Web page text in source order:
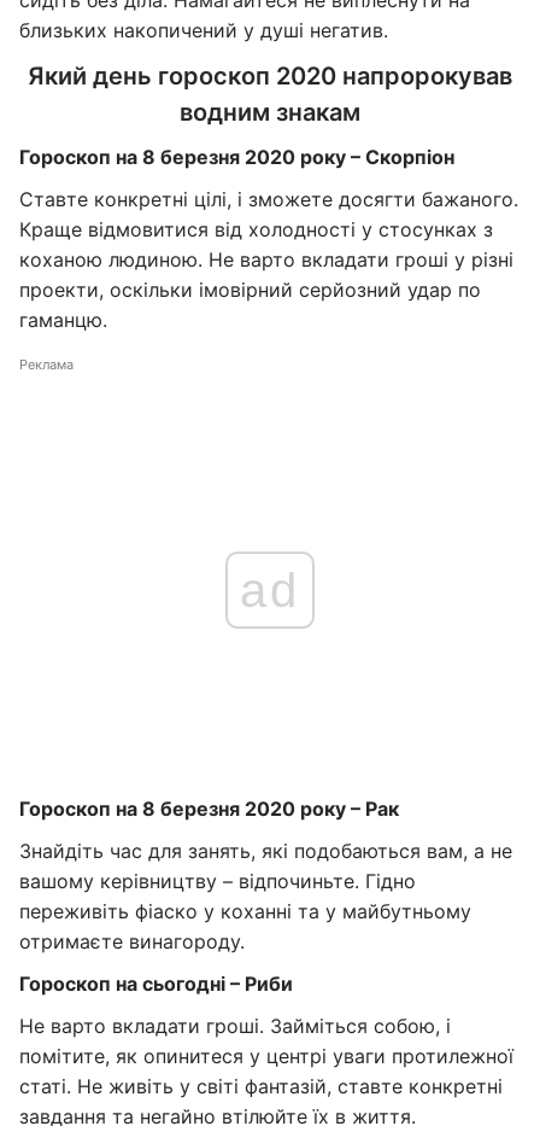
близьких накопичений у душі негатив.
Який день гороскоп 2020 напророкував
водним знакам
Гороскоп на 8 березня 2020 року – Скорпіон
Ставте конкретні цілі, і зможете досягти бажаного.
Краще відмовитися від холодності у стосунках з
коханою людиною. Не варто вкладати гроші у різні
проекти, оскільки імовірний серйозний удар по
гаманцю.
Реклама
ad
Гороскоп на 8 березня 2020 року – Рак
Знайдіть час для занять, які подобаються вам, а не
вашому керівництву – відпочиньте. Гідно
переживіть фіаско у коханні та у майбутньому
отримаєте винагороду.
Гороскоп на сьогодні – Риби
Не варто вкладати гроші. Займіться собою, і
помітите, як опинитеся у центрі уваги протилежної
статі. Не живіть у світі фантазій, ставте конкретні
завдання та негайно втілюйте їх в життя.